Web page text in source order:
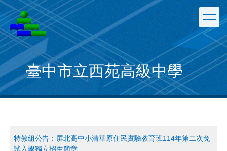
跳
到
主
要
內
容
區
臺中市立西苑高級中學
:::
特教組公告：屏北高中小清華原住民實驗教育班114年第二次免
試入學獨立招生簡章